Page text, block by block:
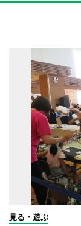
見る・遊ぶ